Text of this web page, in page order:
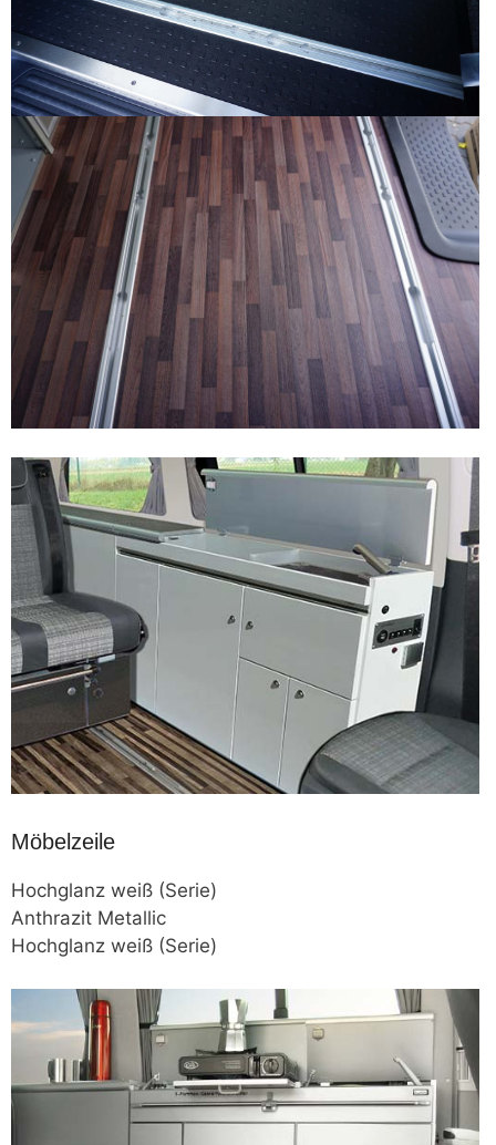
Möbelzeile
Hochglanz weiß (Serie)
Anthrazit Metallic
Hochglanz weiß (Serie)